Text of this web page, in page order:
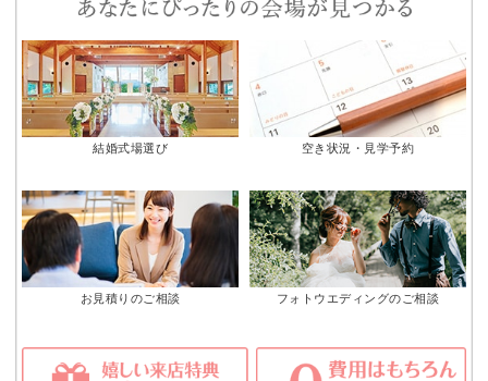
結婚式場選び 空き状況・見学予約
お見積りのご相談 フォトウエディングのご相談